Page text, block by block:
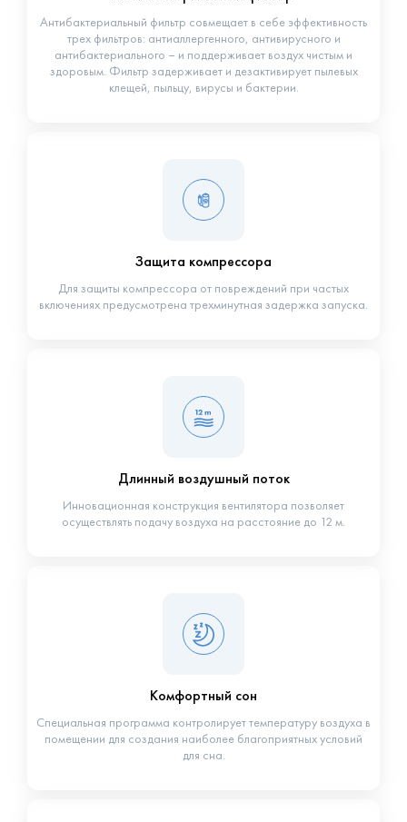
Антибактериальный фильтр совмещает в себе эффективность
трех фильтров: антиаллергенного, антивирусного и
антибактериального – и поддерживает воздух чистым и
здоровым. Фильтр задерживает и дезактивирует пылевых
клещей, пыльцу, вирусы и бактерии.
Защита компрессора
Для защиты компрессора от повреждений при частых
включениях предусмотрена трехминутная задержка запуска.
Длинный воздушный поток
Инновационная конструкция вентилятора позволяет
осуществлять подачу воздуха на расстояние до 12 м.
Комфортный сон
Специальная программа контролирует температуру воздуха в
помещении для создания наиболее благоприятных условий
для сна.